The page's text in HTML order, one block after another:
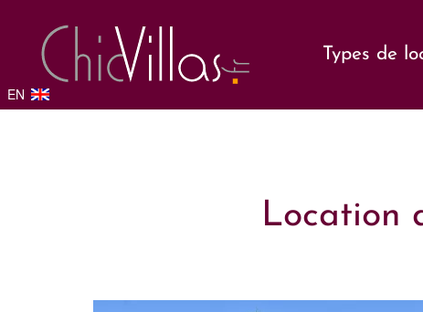
Types de
EN
Location